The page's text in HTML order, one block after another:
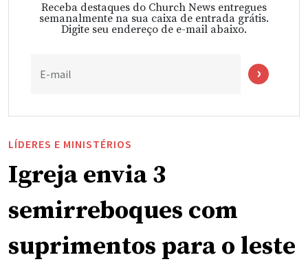
Receba destaques do Church News entregues
semanalmente na sua caixa de entrada grátis.
Digite seu endereço de e-mail abaixo.
E-mail
LÍDERES E MINISTÉRIOS
Igreja envia 3
semirreboques com
suprimentos para o leste